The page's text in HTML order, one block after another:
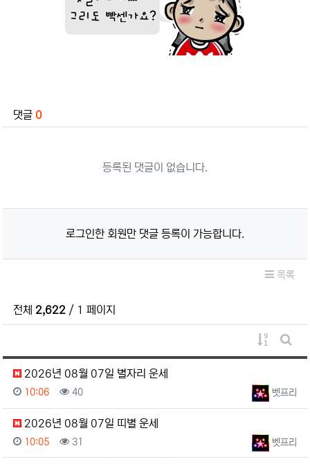
댓글 0
등록된 댓글이 없습니다.
로그인한 회원만 댓글 등록이 가능합니다.
목록
전체 2,622/ 1 페이지
게시물
게시
2026년 08월 07일 별자리 운세
등록자벳프리
등록일
10:06 조회
40
2026년 08월 07일 띠별 운세
등록자벳프리
등록일
10:05 조회
31